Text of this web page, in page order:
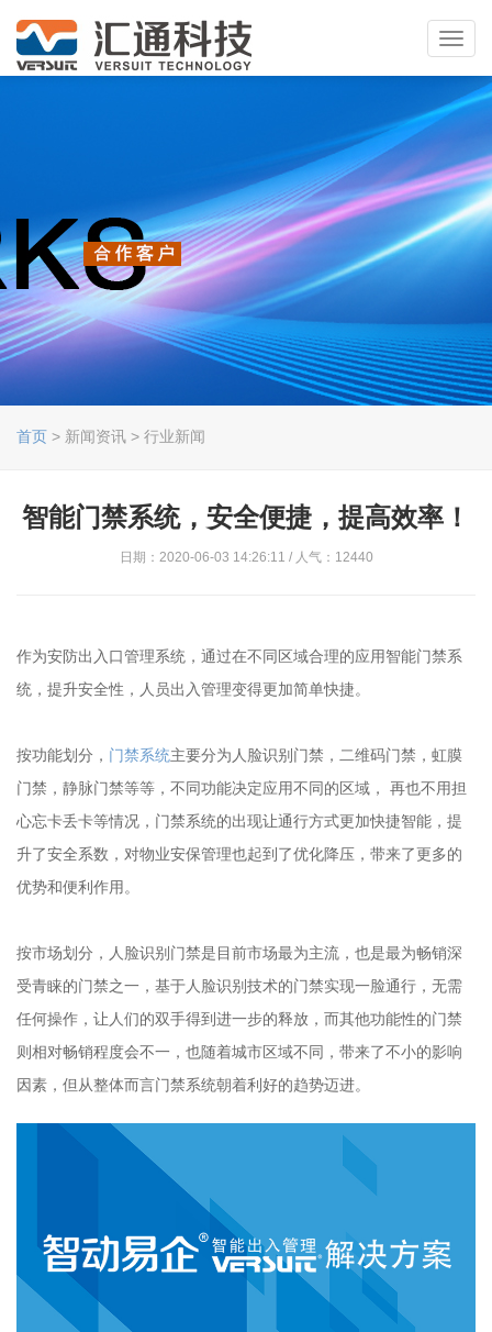
首页 > 新闻资讯 > 行业新闻
智能门禁系统，安全便捷，提高效率！
日期：2020-06-03 14:26:11 / 人气：12440
作为安防出入口管理系统，通过在不同区域合理的应用智能门禁系
统，提升安全性，人员出入管理变得更加简单快捷。
按功能划分， 门禁系统主要分为人脸识别门禁，二维码门禁，虹膜
门禁，静脉门禁等等，不同功能决定应用不同的区域， 再也不用担
心忘卡丢卡等情况，门禁系统的出现让通行方式更加快捷智能，提
升了安全系数，对物业安保管理也起到了优化降压，带来了更多的
优势和便利作用。
按市场划分，人脸识别门禁是目前市场最为主流，也是最为畅销深
受青睐的门禁之一，基于人脸识别技术的门禁实现一脸通行，无需
任何操作，让人们的双手得到进一步的释放，而其他功能性的门禁
则相对畅销程度会不一，也随着城市区域不同，带来了不小的影响
因素，但从整体而言门禁系统朝着利好的趋势迈进。